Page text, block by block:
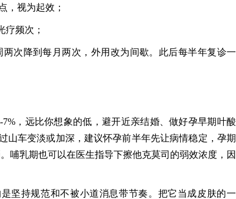
，视为起效；
疗频次；
次降到每月两次，外用改为间歇。此后每半年复诊一
，远比你想象的低，避开近亲结婚、做好孕早期叶酸
山车变淡或加深，建议怀孕前半年先让病情稳定，孕期
哺乳期也可以在医生指导下擦他克莫司的弱效浓度，因
坚持规范和不被小道消息带节奏。把它当成皮肤的一